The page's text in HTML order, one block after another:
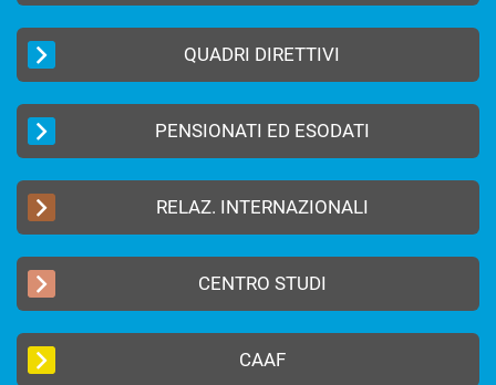
QUADRI DIRETTIVI
PENSIONATI ED ESODATI
RELAZ. INTERNAZIONALI
CENTRO STUDI
CAAF